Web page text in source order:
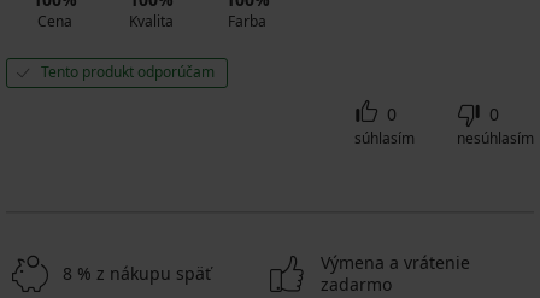
Cena Kvalita Farba
Tento produkt odporúčam
0
súhlasím
0
nesúhlasím
8 % z nákupu späť
Výmena a vrátenie
zadarmo